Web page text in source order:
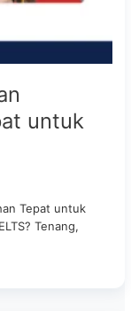
untuk
Tepat untuk
Tenang,